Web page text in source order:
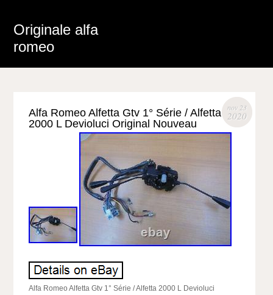
Originale alfa
romeo
nov 23
2020
Alfa Romeo Alfetta Gtv 1° Série / Alfetta
2000 L Devioluci Original Nouveau
Alfa Romeo Alfetta Gtv 1° Série / Alfetta 2000 L Devioluci